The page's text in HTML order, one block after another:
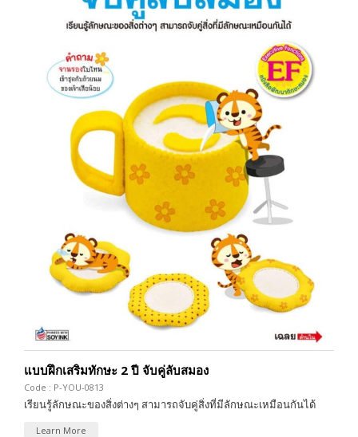
แบบฝึกเสริมทักษะ 2 ปี จับคู่ลับสมอง
Code : P-YOU-0813
เรียนรู้ลักษณะของสิ่งต่างๆ สามารถจับคู่สิ่งที่มีลักษณะเหมือนกันได้
Learn More